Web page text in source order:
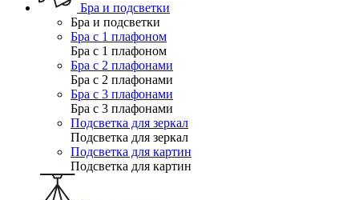
Бра и подсветки
Бра и подсветки
Бра с 1 плафоном
Бра с 1 плафоном
Бра с 2 плафонами
Бра с 2 плафонами
Бра с 3 плафонами
Бра с 3 плафонами
Подсветка для зеркал
Подсветка для зеркал
Подсветка для картин
Подсветка для картин